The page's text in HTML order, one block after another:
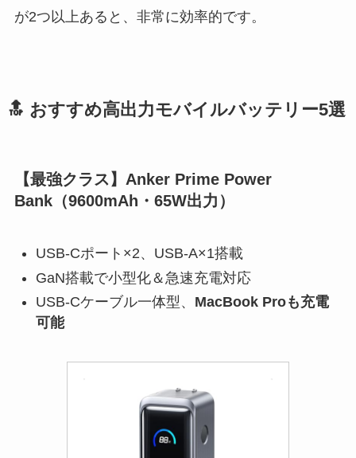
が2つ以上あると、非常に効率的です。
🔝 おすすめ高出力モバイルバッテリー5選
【最強クラス】Anker Prime Power
Bank（9600mAh・65W出力）
USB-Cポート×2、USB-A×1搭載
GaN搭載で小型化＆急速充電対応
USB-Cケーブル一体型、 MacBook Proも充電
可能